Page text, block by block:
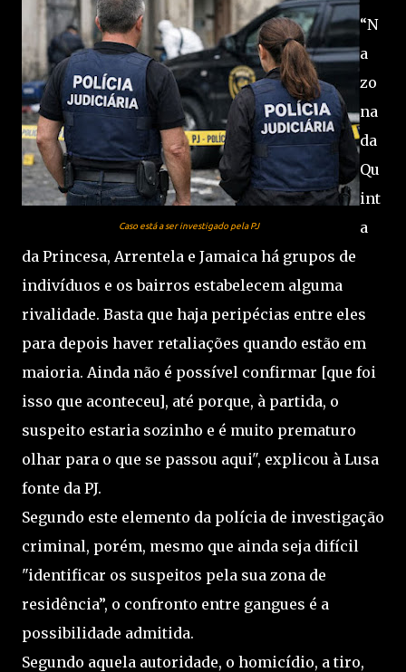
Caso está a ser investigado pela PJ
“N
a
zo
na
da
Qu
int
a
da Princesa, Arrentela e Jamaica há grupos de
indivíduos e os bairros estabelecem alguma
rivalidade. Basta que haja peripécias entre eles
para depois haver retaliações quando estão em
maioria. Ainda não é possível confirmar [que foi
isso que aconteceu], até porque, à partida, o
suspeito estaria sozinho e é muito prematuro
olhar para o que se passou aqui", explicou à Lusa
fonte da PJ.
Segundo este elemento da polícia de investigação
criminal, porém, mesmo que ainda seja difícil
"identificar os suspeitos pela sua zona de
residência”, o confronto entre gangues é a
possibilidade admitida.
Segundo aquela autoridade, o homicídio, a tiro,